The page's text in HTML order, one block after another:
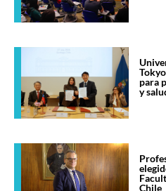
para
y
Chile